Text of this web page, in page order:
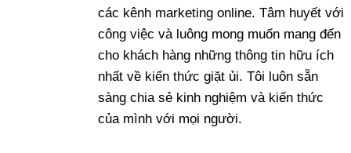
các kênh marketing online. Tâm huyết với
công việc và luông mong muốn mang đến
cho khách hàng những thông tin hữu ích
nhất về kiến thức giặt ủi. Tôi luôn sẵn
sàng chia sẻ kinh nghiệm và kiến thức
của mình với mọi người.